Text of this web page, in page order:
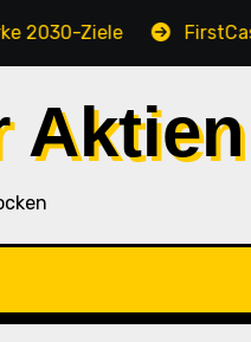
Ziele FirstCash
Aktien